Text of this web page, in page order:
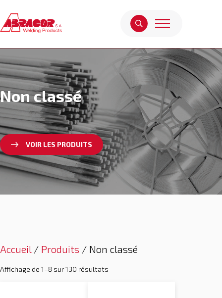
Non classé
VOIR LES PRODUITS
Accueil / Produits / Non classé
Affichage de 1–8 sur 130 résultats